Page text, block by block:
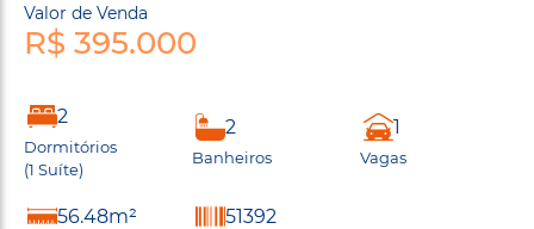
Valor de Venda
R$ 395.000
2
Dormitórios
(1 Suíte)
2
Banheiros
1
Vagas
56.48m² 51392